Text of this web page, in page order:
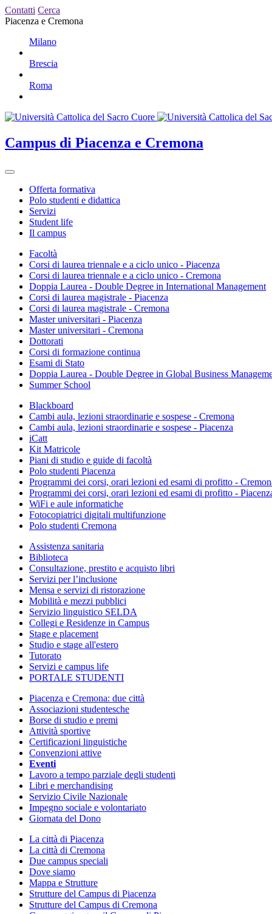
Contatti Cerca
Piacenza e Cremona
Milano
Brescia
Roma
Campus di Piacenza e Cremona
Offerta formativa
Polo studenti e didattica
Servizi
Student life
Il campus
Facoltà
Corsi di laurea triennale e a ciclo unico - Piacenza
Corsi di laurea triennale e a ciclo unico - Cremona
Doppia Laurea - Double Degree in International Management
Corsi di laurea magistrale - Piacenza
Corsi di laurea magistrale - Cremona
Master universitari - Piacenza
Master universitari - Cremona
Dottorati
Corsi di formazione continua
Esami di Stato
Doppia Laurea - Double Degree in Global Business
Summer School
Blackboard
Cambi aula, lezioni straordinarie e sospese - Cremona
Cambi aula, lezioni straordinarie e sospese - Piacenza
iCatt
Kit Matricole
Piani di studio e guide di facoltà
Polo studenti Piacenza
Programmi dei corsi, orari lezioni ed esami di profitto -
Programmi dei corsi, orari lezioni ed esami di profitto -
WiFi e aule informatiche
Fotocopiatrici digitali multifunzione
Polo studenti Cremona
Assistenza sanitaria
Biblioteca
Consultazione, prestito e acquisto libri
Servizi per l’inclusione
Mensa e servizi di ristorazione
Mobilità e mezzi pubblici
Servizio linguistico SELDA
Collegi e Residenze in Campus
Stage e placement
Studio e stage all'estero
Tutorato
Servizi e campus life
PORTALE STUDENTI
Piacenza e Cremona: due città
Associazioni studentesche
Borse di studio e premi
Attività sportive
Certificazioni linguistiche
Convenzioni attive
Eventi
Lavoro a tempo parziale degli studenti
Libri e merchandising
Servizio Civile Nazionale
Impegno sociale e volontariato
Giornata del Dono
La città di Piacenza
La città di Cremona
Due campus speciali
Dove siamo
Mappa e Strutture
Strutture del Campus di Piacenza
Strutture del Campus di Cremona